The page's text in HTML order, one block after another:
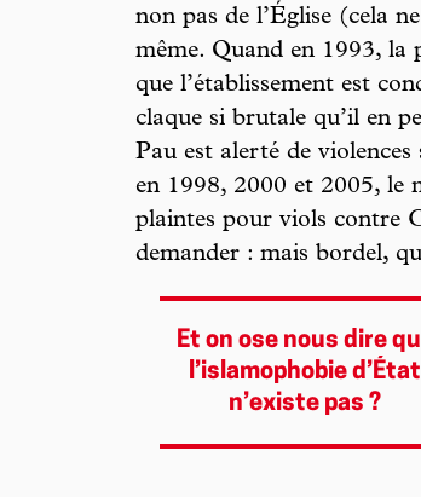
non pas de l’Église (cela
même. Quand en 1993, la
que l’établissement est
claque si brutale qu’il en
Pau est alerté de violences
en 1998, 2000 et 2005, le
plaintes pour viols contre
demander : mais bordel,
Et on ose nous dire
l’islamophobie d’État
n’existe pas ?